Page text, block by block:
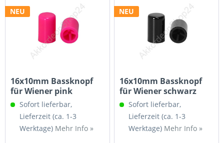
NEU
16x10mm Bassknopf
für Wiener pink
Sofort lieferbar,
Lieferzeit (ca. 1-3
Werktage) Mehr Info »
NEU
16x10mm Bassknopf
für Wiener schwarz
Sofort lieferbar,
Lieferzeit (ca. 1-3
Werktage) Mehr Info »